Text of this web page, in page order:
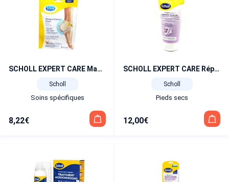
SCHOLL EXPERT CARE Masque Exfoliant Talons 1 paire
Scholl
Soins spécifiques
8,22€
SCHOLL EXPERT CARE Réparation Avancée Crème Pieds 150 ml
Scholl
Pieds secs
12,00€